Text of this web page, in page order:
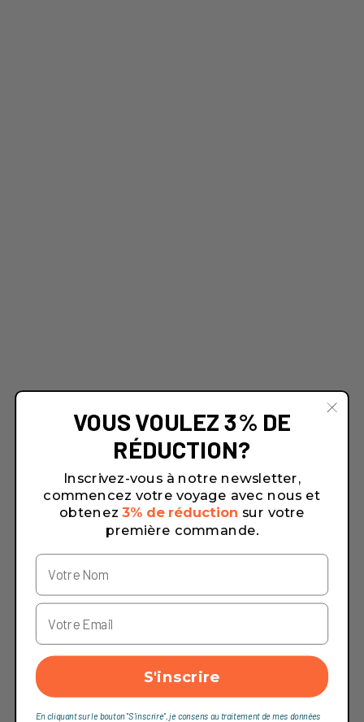
VOUS VOULEZ 3% DE
RÉDUCTION?
Inscrivez-vous à notre newsletter,
commencez votre voyage avec nous et
obtenez 3% de réduction sur votre
première commande.
S'inscrire
En cliquant sur le bouton "S'inscrire", je consens au traitement de mes données